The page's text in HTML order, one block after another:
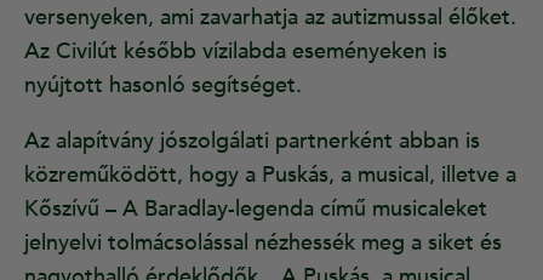
versenyeken, ami zavarhatja az autizmussal élőket.
Az Civilút később vízilabda eseményeken is
nyújtott hasonló segítséget.
Az alapítvány jószolgálati partnerként abban is
közreműködött, hogy a Puskás, a musical, illetve a
Kőszívű – A Baradlay-legenda című musicaleket
jelnyelvi tolmácsolással nézhessék meg a siket és